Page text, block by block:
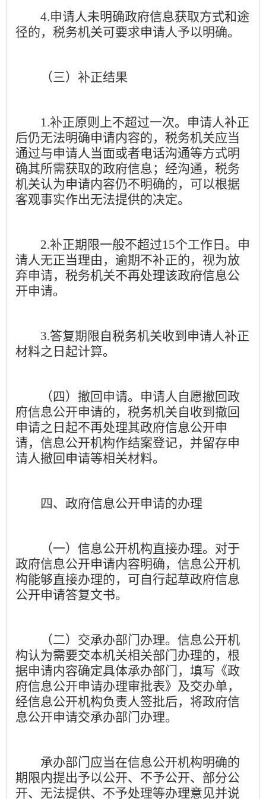
4.申请人未明确政府信息获取方式和途
径的，税务机关可要求申请人予以明确。
（三）补正结果
1.补正原则上不超过一次。申请人补正
后仍无法明确申请内容的，税务机关应当
通过与申请人当面或者电话沟通等方式明
确其所需获取的政府信息；经沟通，税务
机关认为申请内容仍不明确的，可以根据
客观事实作出无法提供的决定。
2.补正期限一般不超过15个工作日。申
请人无正当理由，逾期不补正的，视为放
弃申请，税务机关不再处理该政府信息公
开申请。
3.答复期限自税务机关收到申请人补正
材料之日起计算。
（四）撤回申请。 申请人自愿撤回政
府信息公开申请的，税务机关自收到撤回
申请之日起不再处理其政府信息公开申
请，信息公开机构作结案登记，并留存申
请人撤回申请等相关材料。
四、政府信息公开申请的办理
（一）信息公开机构直接办理。 对于
政府信息公开申请内容明确，信息公开机
构能够直接办理的，可自行起草政府信息
公开申请答复文书。
（二）交承办部门办理。 信息公开机
构认为需要交本机关相关部门办理的，根
据申请内容确定具体承办部门，填写《政
府信息公开申请办理审批表》及交办单，
经信息公开机构负责人签批后，将政府信
息公开申请交承办部门办理。
承办部门应当在信息公开机构明确的
期限内提出予以公开、不予公开、部分公
开、无法提供、不予处理等办理意见并说